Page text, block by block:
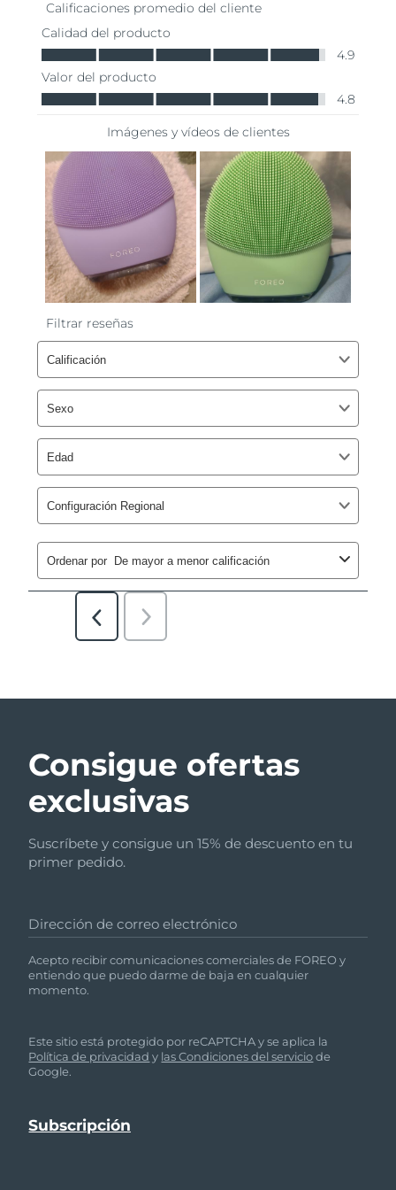
Consigue ofertas
exclusivas
Suscríbete y consigue un 15% de descuento en tu
primer pedido.
Dirección de correo electrónico
Acepto recibir comunicaciones comerciales de FOREO y
entiendo que puedo darme de baja en cualquier
momento.
Este sitio está protegido por reCAPTCHA y se aplica la
Política de privacidad y las Condiciones del serviciode
Google.